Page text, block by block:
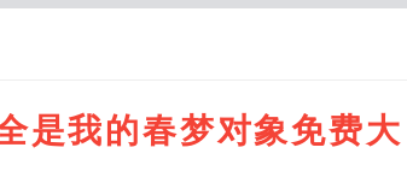
是我的春梦对象免费大